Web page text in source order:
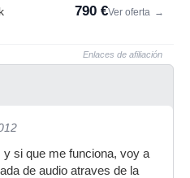
790 €Ver oferta →
Enlaces de afiliación
si que me funciona, voy a
de audio atraves de la